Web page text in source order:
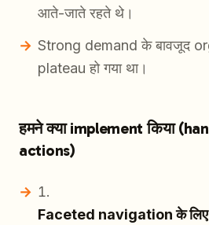
आते-जाते रहते थे।
Strong demand के बावजूद
plateau हो गया था।
हमने क्या implement किया
actions)
Faceted navigation के